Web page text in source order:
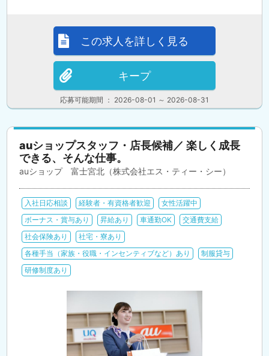
応募可能期間 ： 2026-08-01 ～ 2026-08-31
この求人を詳しく見る
キープ
auショップスタッフ・店長候補／ 楽しく成長
できる、そんな仕事。
auショップ 富士宮北（株式会社エス・ティー・シー）
入社日応相談 経験者・有資格者歓迎
女性活躍中
ボーナス・賞与あり
昇給あり 車通勤OK
交通費支給
社会保険あり
社宅・寮あり
各種手当（家族・役職・インセンティブなど）あり
制服貸与
研修制度あり